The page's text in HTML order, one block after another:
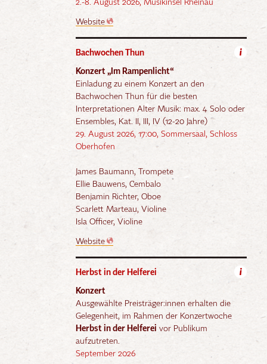
2.-8. August 2026, Musikinsel Rheinau
Website
Bachwochen Thun
Konzert „Im Rampenlicht“
Einladung zu einem Konzert an den
Bachwochen Thun für die besten
Interpretationen Alter Musik: max. 4 Solo oder
Ensembles, Kat. II, III, IV (12-20 Jahre)
29. August 2026, 17:00, Sommersaal, Schloss
Oberhofen
James Baumann, Trompete
Ellie Bauwens, Cembalo
Benjamin Richter, Oboe
Scarlett Marteau, Violine
Isla Officer, Violine
Website
i
Herbst in der Helferei
Konzert
Ausgewählte Preisträger:innen erhalten die
Gelegenheit, im Rahmen der Konzertwoche
Herbst in der Helferei vor Publikum
aufzutreten.
September 2026
i